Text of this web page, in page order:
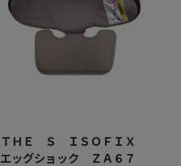
ＴＨＥ Ｓ ＩＳＯＦＩＸ
エッグショック ＺＡ６７